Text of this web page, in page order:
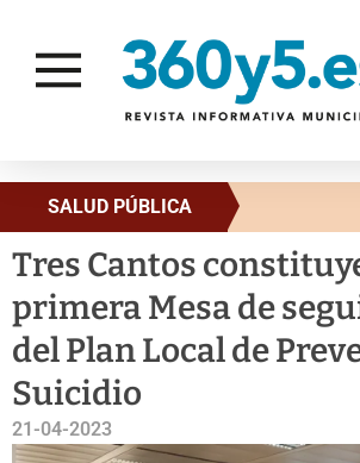
SALUD PÚBLICA
Tres Cantos
primera Mesa de
del Plan Local de
Suicidio
21-04-2023